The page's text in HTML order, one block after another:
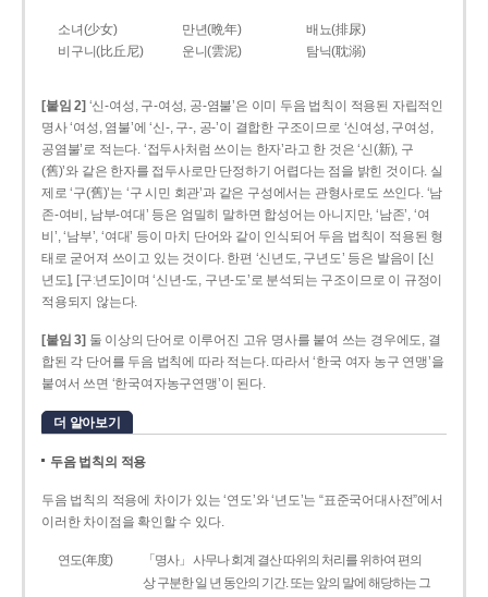
소녀(少女) 만년(晩年)
배뇨(排尿)
비구니(比丘尼)
운니(雲泥) 탐닉(耽溺)
[붙임 2] ‘신-여성, 구-여성, 공-염불’은 이미 두음 법칙이 적용된 자립적인
명사 ‘여성, 염불’에 ‘신-, 구-, 공-’이 결합한 구조이므로 ‘신여성, 구여성,
공염불’로 적는다. ‘접두사처럼 쓰이는 한자’라고 한 것은 ‘신(新), 구
(舊)’와 같은 한자를 접두사로만 단정하기 어렵다는 점을 밝힌 것이다. 실
제로 ‘구(舊)’는 ‘구 시민 회관’과 같은 구성에서는 관형사로도 쓰인다. ‘남
존­-여비, 남부-­여대’ 등은 엄밀히 말하면 합성어는 아니지만, ‘남존’, ‘여
비’, ‘남부’, ‘여대’ 등이 마치 단어와 같이 인식되어 두음 법칙이 적용된 형
태로 굳어져 쓰이고 있는 것이다. 한편 ‘신년도, 구년도’ 등은 발음이 [신
년도], [구ː년도]이며 ‘신년­-도, 구년-­도’로 분석되는 구조이므로 이 규정이
적용되지 않는다.
[붙임 3] 둘 이상의 단어로 이루어진 고유 명사를 붙여 쓰는 경우에도, 결
합된 각 단어를 두음 법칙에 따라 적는다. 따라서 ‘한국 여자 농구 연맹’을
붙여서 쓰면 ‘한국여자농구연맹’이 된다.
더 알아보기
두음 법칙의 적용
두음 법칙의 적용에 차이가 있는 ‘연도’와 ‘년도’는 “표준국어대사전”에서
이러한 차이점을 확인할 수 있다.
연도(年度)
「명사」 사무나 회계 결산 따위의 처리를 위하여 편의
상 구분한 일 년 동안의 기간. 또는 앞의 말에 해당하는 그